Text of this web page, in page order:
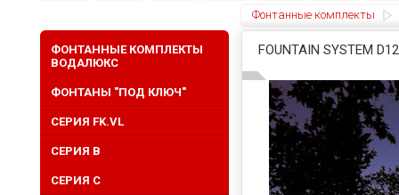
Фонтанные комплекты
FOUNTAIN SYSTEM
ФОНТАННЫЕ КОМПЛЕКТЫ
ВОДАЛЮКС
ФОНТАНЫ "ПОД КЛЮЧ"
СЕРИЯ FK.VL
СЕРИЯ B
СЕРИЯ C